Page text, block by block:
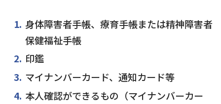
身体障害者手帳、療育手帳または精神障害者
保健福祉手帳
印鑑
マイナンバーカード、通知カード等
本人確認ができるもの（マイナンバーカー